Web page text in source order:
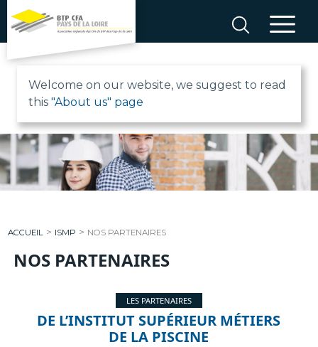
Aller
au
contenu
P
C
A
Welcome on our website, we suggest to read
this "About us" page
ACCUEIL > ISMP > NOS PARTENAIRES
NOS PARTENAIRES
LES PARTENAIRES
DE L’INSTITUT SUPÉRIEUR MÉTIERS
DE LA PISCINE